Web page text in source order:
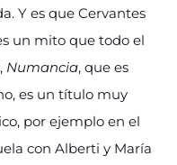
Y es que Cervantes
un mito que todo el
Numancia, que es
es un título muy
por ejemplo en el
con Alberti y María